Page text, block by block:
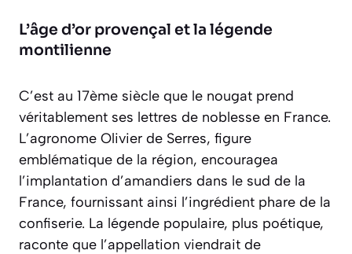
L’âge d’or provençal et la légende
montilienne
C’est au 17ème siècle que le nougat prend
véritablement ses lettres de noblesse en France.
L’agronome Olivier de Serres, figure
emblématique de la région, encouragea
l’implantation d’amandiers dans le sud de la
France, fournissant ainsi l’ingrédient phare de la
confiserie. La légende populaire, plus poétique,
raconte que l’appellation viendrait de